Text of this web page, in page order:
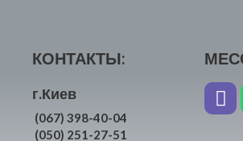
КОНТАКТЫ:
г.Киев
(067) 398-40-04
(050) 251-27-51